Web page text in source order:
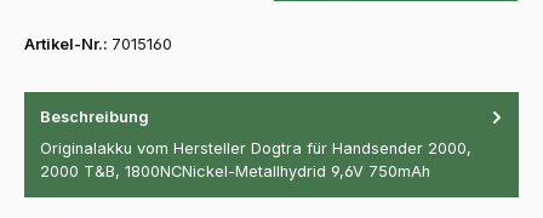
Artikel-Nr.: 7015160
Beschreibung
Originalakku vom Hersteller Dogtra für Handsender 2000,
2000 T&B, 1800NCNickel-Metallhydrid 9,6V 750mAh